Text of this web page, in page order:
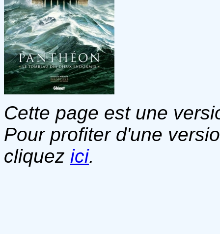
Cette page est une
Pour profiter d'une
cliquez ici.